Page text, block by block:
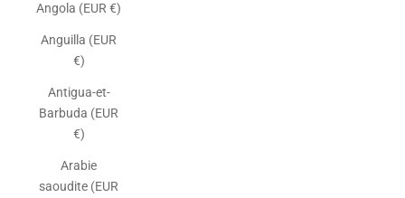
Angola (EUR €)
Anguilla (EUR
€)
Antigua-et-
Barbuda (EUR
€)
Arabie
saoudite (EUR